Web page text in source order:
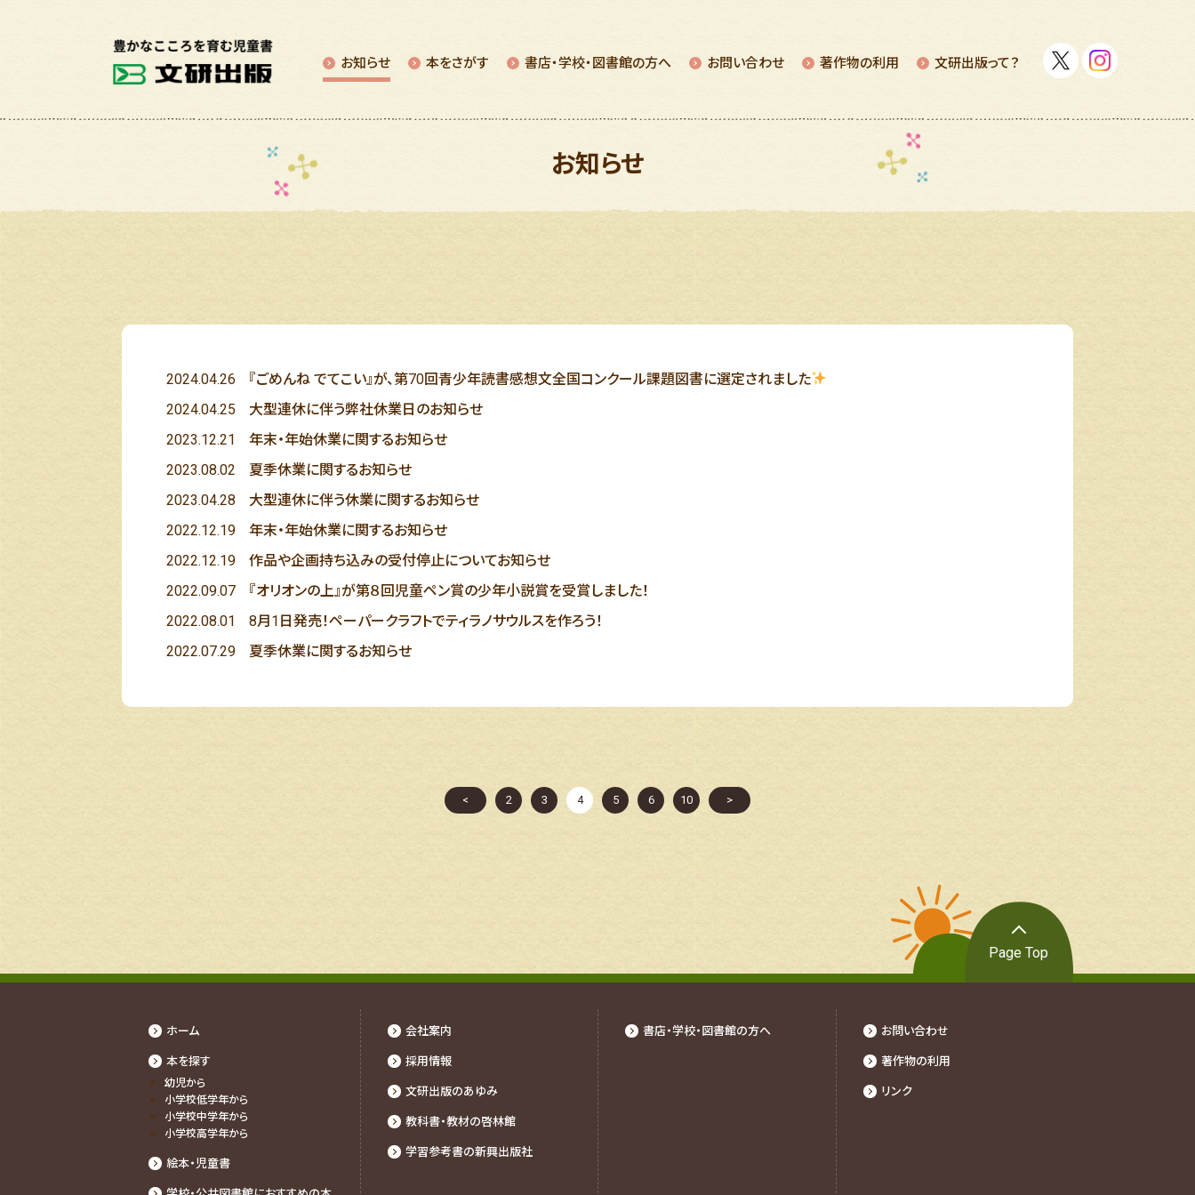
お知らせ 本をさがす 書店・学校・図書館の⽅へ お問い合わせ 著作物の利⽤ ⽂研出版って？
お知らせ
2024.04.26
『ごめんね でてこい』が、第70回青少年読書感想文全国コンクール課題図書に選定されました
2024.04.25
大型連休に伴う弊社休業日のお知らせ
2023.12.21
年末・年始休業に関するお知らせ
2023.08.02
夏季休業に関するお知らせ
2023.04.28
大型連休に伴う休業に関するお知らせ
2022.12.19
年末・年始休業に関するお知らせ
2022.12.19
作品や企画持ち込みの受付停止についてお知らせ
2022.09.07
『オリオンの上』が第８回児童ペン賞の少年小説賞を受賞しました！
2022.08.01
8月1日発売！ペーパークラフトでティラノサウルスを作ろう！
2022.07.29
夏季休業に関するお知らせ
< 2 3 4 5 6 10 >
Page Top
ホーム
本を探す
幼児から
⼩学校低学年から
⼩学校中学年から
⼩学校⾼学年から
絵本・児童書
会社案内
採⽤情報
文研出版のあゆみ
教科書・教材の啓林館
学習参考書の新興出版社
書店・学校・図書館の⽅へ お問い合わせ
著作物の利⽤
リンク